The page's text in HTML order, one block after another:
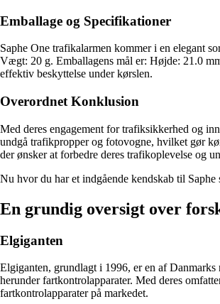
Emballage og Specifikationer
Saphe One trafikalarmen kommer i en elegant
Vægt: 20 g. Emballagens mål er: Højde: 21.0
effektiv beskyttelse under kørslen.
Overordnet Konklusion
Med deres engagement for trafiksikkerhed og
undgå trafikpropper og fotovogne, hvilket gør
der ønsker at forbedre deres trafikoplevelse og
Nu hvor du har et indgående kendskab til
En grundig oversigt over
Elgiganten
Elgiganten, grundlagt i 1996, er en af
herunder fartkontrolapparater. Med deres
fartkontrolapparater på markedet.